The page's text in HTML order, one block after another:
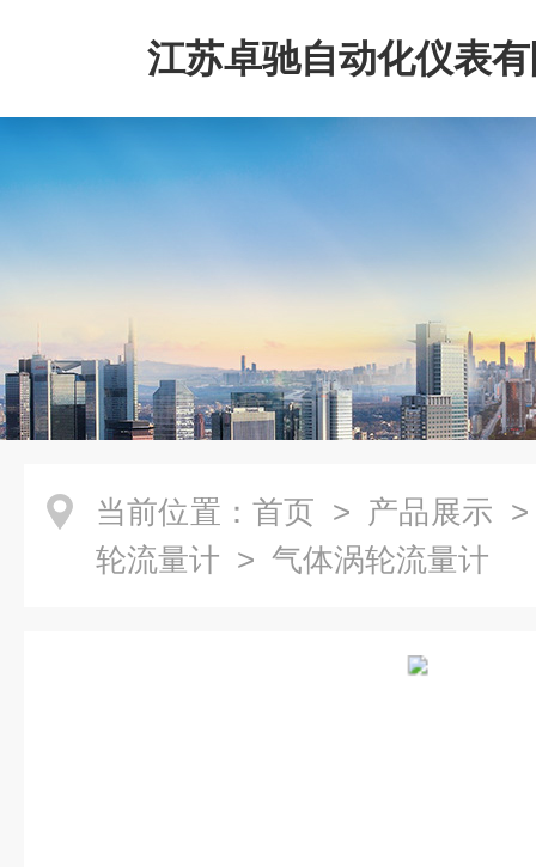
江苏卓驰自动化仪表
当前位置： 首页 > 产品展示
轮流量计 > 气体涡轮流量计